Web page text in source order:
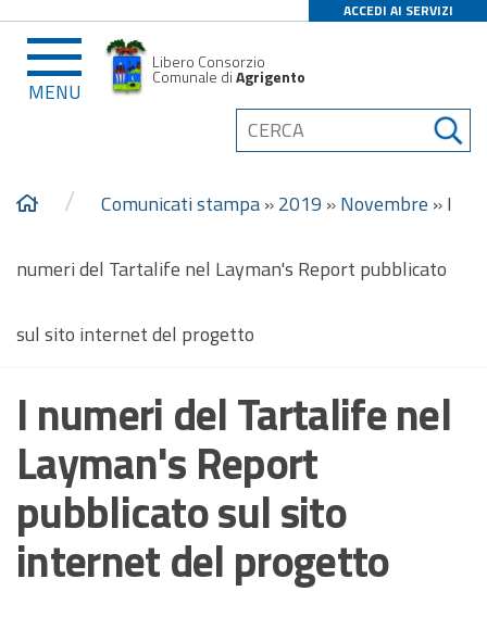
ACCEDI AI SERVIZI
MENU
Libero Consorzio
Comunale diAgrigento
/ Comunicati stampa»2019 »Novembre »I
numeri del Tartalife nel Layman's Report pubblicato
sul sito internet del progetto
I numeri del Tartalife nel
Layman's Report
pubblicato sul sito
internet del progetto